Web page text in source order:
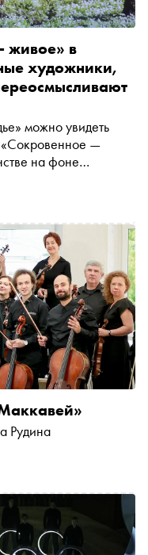
живое» в
художники,
можно увидеть
«Сокровенное —
на фоне
авторов из
русская
Рудина